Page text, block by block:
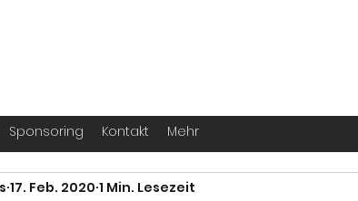
Sponsoring Kontakt Mehr
17. Feb. 2020 1 Min. Lesezeit